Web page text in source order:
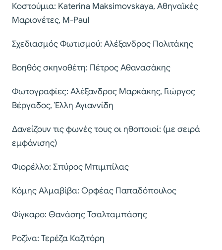
Κοστούµια: Katerina Maksimovskaya, Αθηναϊκές
Μαριονέτες, M-Paul
Σχεδιασµός Φωτισµού: Αλέξανδρος Πολιτάκης
Βοηθός σκηνοθέτη: Πέτρος Αθανασάκης
Φωτογραφίες: Αλέξανδρος Μαρκάκης, Γιώργος
Βέργαδος, Έλλη Αγιαννίδη
Δανείζουν τις φωνές τους οι ηθοποιοί: (µε σειρά
εµφάνισης)
Φιορέλλο: Σπύρος Μπιµπίλας
Κόµης Αλµαβίβα: Ορφέας Παπαδόπουλος
Φίγκαρο: Θανάσης Τσαλταµπάσης
Ροζίνα: Τερέζα Καζιτόρη